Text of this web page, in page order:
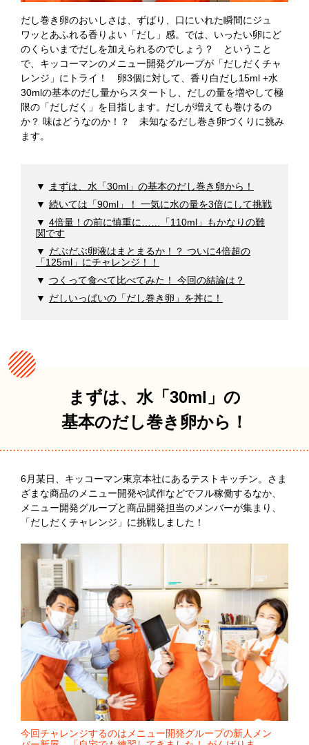
だし巻き卵のおいしさは、ずばり、口にいれた瞬間にジュ
ワッとあふれる香りよい「だし」感。では、いったい卵にど
のくらいまでだしを加えられるのでしょう？ ということ
で、キッコーマンのメニュー開発グループが「だしだくチャ
レンジ」にトライ！ 卵3個に対して、香り白だし15ml +水
30mlの基本のだし量からスタートし、だしの量を増やして極
限の「だしだく」を目指します。だしが増えても巻けるの
か？ 味はどうなのか！？ 未知なるだし巻き卵づくりに挑み
ます。
まずは、水「30ml」の基本のだし巻き卵から！
続いては「90ml」！ 一気に水の量を3倍にして挑戦
4倍量！の前に慎重に……「110ml」もかなりの難
関です
だぶだぶ卵液はまとまるか！？ ついに4倍超の
「125ml」にチャレンジ！！
つくって食べて比べてみた！ 今回の結論は？
だしいっぱいの「だし巻き卵」を丼に！
まずは、水「30ml」の
基本のだし巻き卵から！
6月某日、キッコーマン東京本社にあるテストキッチン。さま
ざまな商品のメニュー開発や試作などでフル稼働するなか、
メニュー開発グループと商品開発担当のメンバーが集まり、
「だしだくチャレンジ」に挑戦しました！
今回チャレンジするのはメニュー開発グループの新人メン